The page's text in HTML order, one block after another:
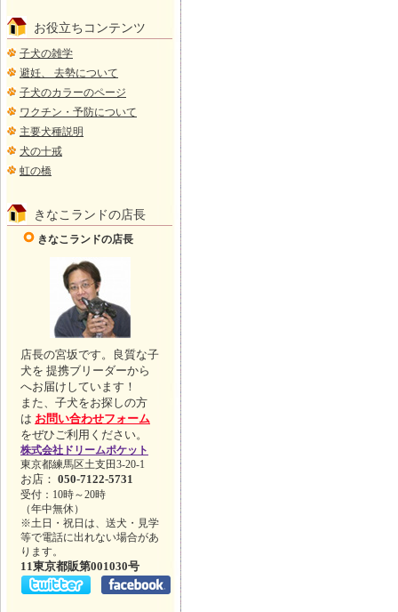
お役立ちコンテンツ
子犬の雑学
避妊、 去勢について
子犬のカラーのページ
ワクチン・予防について
主要犬種説明
犬の十戒
虹の橋
きなこランドの店長
きなこランドの店長
店長の宮坂です。良質な子
犬を 提携ブリーダーから
へお届けしています！
また、子犬をお探しの方
は お問い合わせフォーム
をぜひご利用ください。
株式会社ドリームポケット
東京都練馬区土支田3-20-1
お店： 050-7122-5731
受付：10時～20時
（年中無休）
※土日・祝日は、送犬・見学
等で電話に出れない場合があ
ります。
11東京都販第001030号